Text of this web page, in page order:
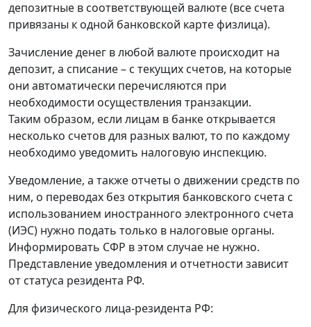
депозитные в соответствующей валюте (все счета
привязаны к одной банковской карте физлица).
Зачисление денег в любой валюте происходит на
депозит, а списание – с текущих счетов, на которые
они автоматически перечисляются при
необходимости осуществления транзакции.
Таким образом, если лицам в банке открывается
несколько счетов для разных валют, то по каждому
необходимо уведомить налоговую инспекцию.
Уведомление, а также отчеты о движении средств по
ним, о переводах без открытия банковского счета с
использованием иностранного электронного счета
(ИЭС) нужно подать только в налоговые органы.
Информировать СФР в этом случае не нужно.
Представление уведомления и отчетности зависит
от статуса резидента РФ.
Для физического лица-резидента РФ: